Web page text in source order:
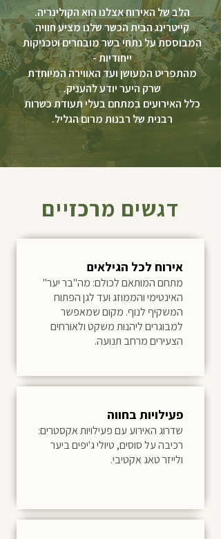
הלב של האירוח אצלנו הוא הקולינריה.
קייטרינג הבית הכשר שלנו מציע חוויה
המבוססת על נתחי בשר מובחרים וטכניקות
ייחודיות -
מהתפריט המעושן ועד האווירה המיוחדת
שרק היער יודע להעניק.
כלל האירועים במתחם בעלי תעודת כשרות
רבנית של רבנות מרום הגליל.
דגשים מרכזיים
אירוח לכל הגילאים
מתחם המותאם לכולם: מה"בר יער"
האינטימי והממוזג ועד לגן הפתוח
המשקיף לנוף. מקום שמאפשר
למבוגרים ליהנות משקט ולאורחים
הצעירים מרחב תנועה.
פעילויות בחווה
שדרוג האירוע עם פעילויות אקסטרים:
רכיבה על סוסים, טיולי ג'יפים ביער
ולייזר טאג אקטיבי.